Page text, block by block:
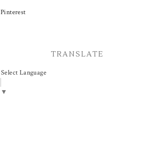
Pinterest
TRANSLATE
Select Language
▼